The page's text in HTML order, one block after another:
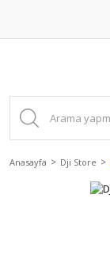
Anasayfa Dji Store